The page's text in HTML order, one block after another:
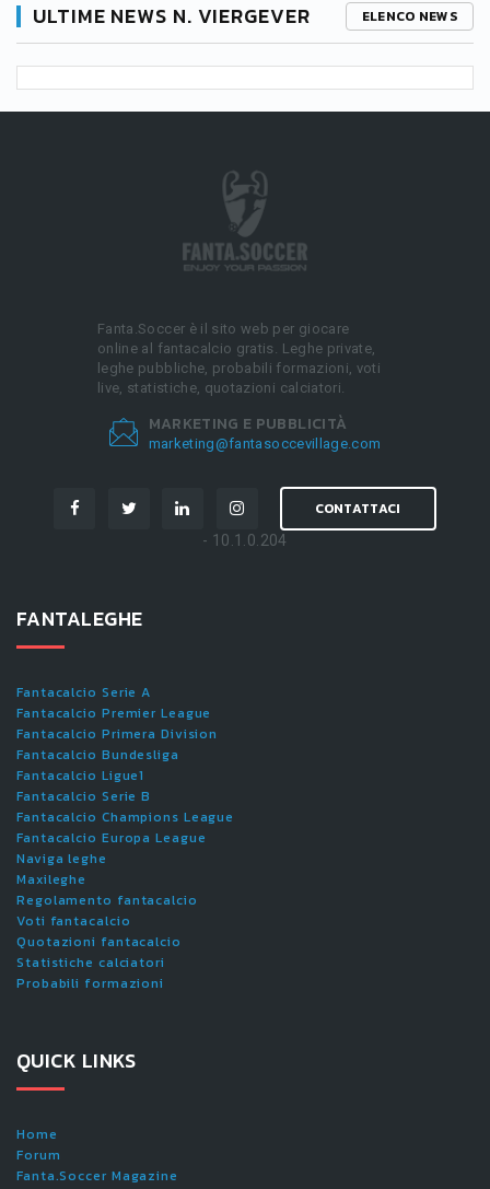
ULTIME NEWS N. VIERGEVER ELENCO NEWS
Fanta.Soccer è il sito web per giocare
online al fantacalcio gratis. Leghe private,
leghe pubbliche, probabili formazioni, voti
live, statistiche, quotazioni calciatori.
MARKETING E PUBBLICITÀ
marketing@fantasoccevillage.com
CONTATTACI
- 10.1.0.204
FANTALEGHE
Fantacalcio Serie A
Fantacalcio Premier League
Fantacalcio Primera Division
Fantacalcio Bundesliga
Fantacalcio Ligue1
Fantacalcio Serie B
Fantacalcio Champions League
Fantacalcio Europa League
Naviga leghe
Maxileghe
Regolamento fantacalcio
Voti fantacalcio
Quotazioni fantacalcio
Statistiche calciatori
Probabili formazioni
QUICK LINKS
Home
Forum
Fanta.Soccer Magazine